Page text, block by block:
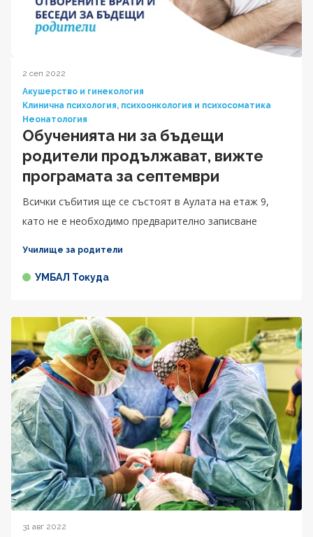
2 сеп 2022
Акушерство и гинекология
Клинична психология, психоонкология и психосоматика
Неонатология
Обученията ни за бъдещи
родители продължават, вижте
програмата за септември
Всички събития ще се състоят в Аулата на етаж 9,
като не е необходимо предварително записване
Училище за родители
УМБАЛ Токуда
31 авг 2022